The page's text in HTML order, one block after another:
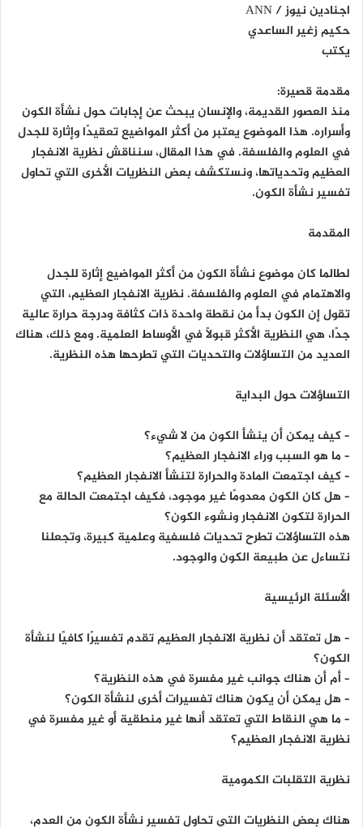
اجنادين نيوز / ANN
حكيم زغير الساعدي
يكتب
مقدمة قصيرة:
منذ العصور القديمة، والإنسان يبحث عن إجابات حول نشأة الكون
وأسراره. هذا الموضوع يعتبر من أكثر المواضيع تعقيدًا وإثارة للجدل
في العلوم والفلسفة. في هذا المقال، سنناقش نظرية الانفجار
العظيم وتحدياتها، ونستكشف بعض النظريات الأخرى التي تحاول
تفسير نشأة الكون.
المقدمة
لطالما كان موضوع نشأة الكون من أكثر المواضيع إثارة للجدل
والاهتمام في العلوم والفلسفة. نظرية الانفجار العظيم، التي
تقول إن الكون بدأ من نقطة واحدة ذات كثافة ودرجة حرارة عالية
جدًا، هي النظرية الأكثر قبولًا في الأوساط العلمية. ومع ذلك، هناك
العديد من التساؤلات والتحديات التي تطرحها هذه النظرية.
التساؤلات حول البداية
– كيف يمكن أن ينشأ الكون من لا شيء؟
– ما هو السبب وراء الانفجار العظيم؟
– كيف اجتمعت المادة والحرارة لتنشأ الانفجار العظيم؟
– هل كان الكون معدومًا غير موجود، فكيف اجتمعت الحالة مع
الحرارة لتكون الانفجار ونشوء الكون؟
هذه التساؤلات تطرح تحديات فلسفية وعلمية كبيرة، وتجعلنا
نتساءل عن طبيعة الكون والوجود.
الأسئلة الرئيسية
– هل تعتقد أن نظرية الانفجار العظيم تقدم تفسيرًا كافيًا لنشأة
الكون؟
– أم أن هناك جوانب غير مفسرة في هذه النظرية؟
– هل يمكن أن يكون هناك تفسيرات أخرى لنشأة الكون؟
– ما هي النقاط التي تعتقد أنها غير منطقية أو غير مفسرة في
نظرية الانفجار العظيم؟
نظرية التقلبات الكمومية
هناك بعض النظريات التي تحاول تفسير نشأة الكون من العدم،